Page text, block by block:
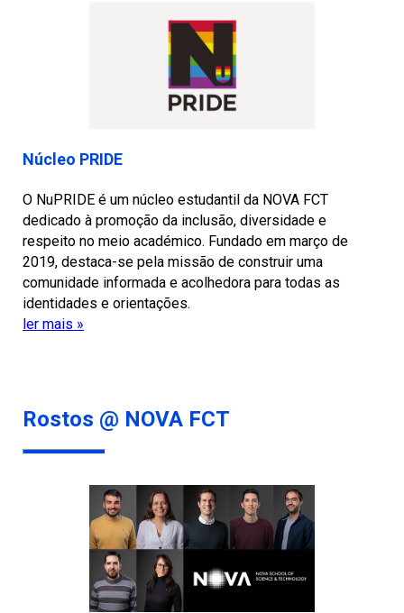
Núcleo PRIDE
O NuPRIDE é um núcleo estudantil da NOVA FCT
dedicado à promoção da inclusão, diversidade e
respeito no meio académico. Fundado em março de
2019, destaca-se pela missão de construir uma
comunidade informada e acolhedora para todas as
identidades e orientações.
ler mais »
Rostos @ NOVA FCT